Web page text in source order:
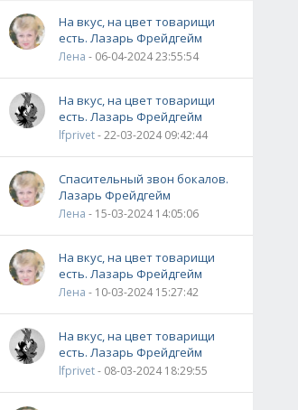
На вкус, на цвет товарищи
есть. Лазарь Фрейдгейм
Лена - 06-04-2024 23:55:54
На вкус, на цвет товарищи
есть. Лазарь Фрейдгейм
lfprivet- 22-03-2024 09:42:44
Спасительный звон бокалов.
Лазарь Фрейдгейм
Лена - 15-03-2024 14:05:06
На вкус, на цвет товарищи
есть. Лазарь Фрейдгейм
Лена - 10-03-2024 15:27:42
На вкус, на цвет товарищи
есть. Лазарь Фрейдгейм
lfprivet- 08-03-2024 18:29:55